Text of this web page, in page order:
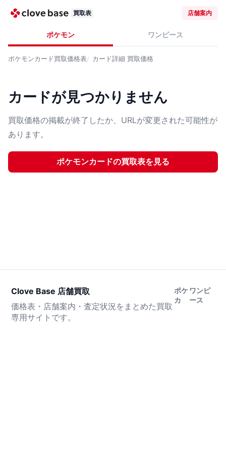
買取表 店舗案内
ポケモン ワンピース
ポケモンカード買取価格表 カード詳細 買取価格
カードが見つかりません
買取価格の掲載が終了したか、URLが変更された可能性が
あります。
ポケモンカードの買取表を見る
Clove Base 店舗買取
価格表・店舗案内・査定状況をまとめた買取
専用サイトです。
ポケ
カ
ワンピ
ース